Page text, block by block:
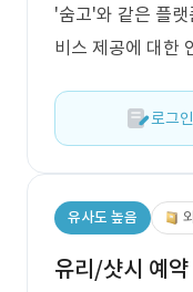
'숨고'와 같은 플랫
비스 제공에 대한
로그
유사도 높음
유리/샷시 예